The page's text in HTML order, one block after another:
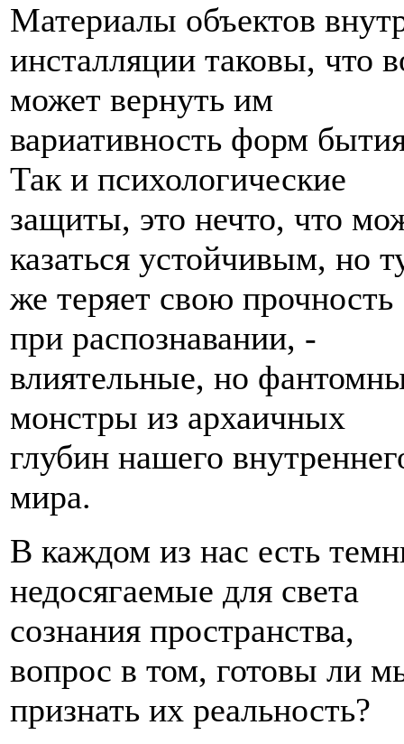
Материалы объектов
инсталляции таковы, что
может вернуть им
вариативность форм
Так и психологические
защиты, это нечто, что
казаться устойчивым, но
же теряет свою прочность
при распознавании, -
влиятельные, но
монстры из архаичных
глубин нашего
мира.
В каждом из нас есть
недосягаемые для света
сознания пространства,
вопрос в том, готовы ли
признать их реальность?